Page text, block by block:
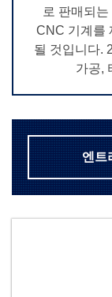
로 판매되
CNC 기계를
될 것입니다.
가공,
엔트